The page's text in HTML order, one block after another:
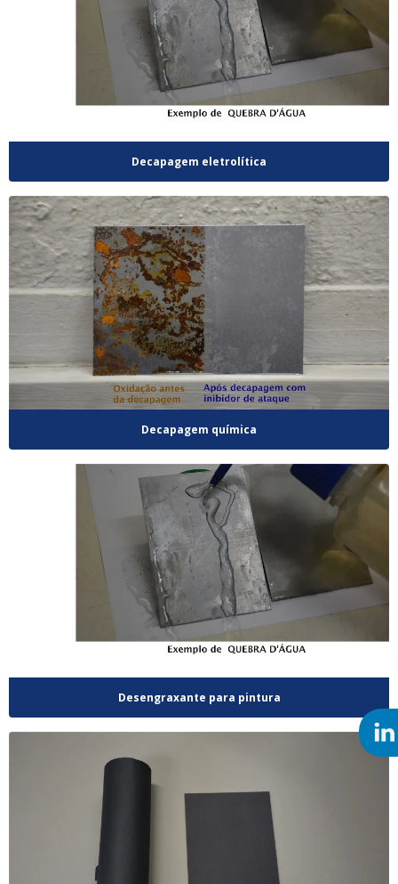
Decapagem eletrolítica
Decapagem química
Desengraxante para pintura